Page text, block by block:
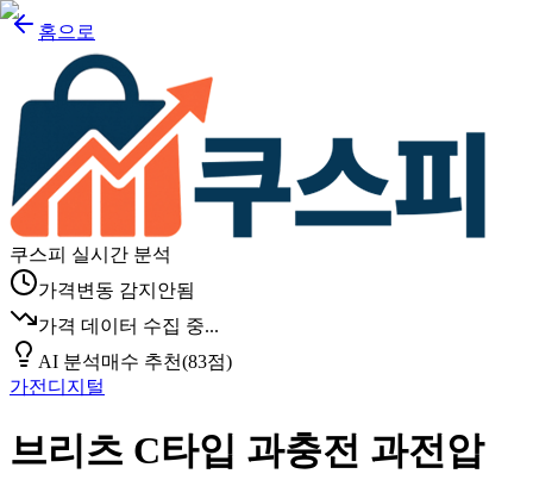
홈으로
쿠스피 실시간 분석
가격변동 감지안됨
가격 데이터 수집 중...
AI 분석매수 추천(83점)
가전디지털
브리츠 C타입 과충전 과전압